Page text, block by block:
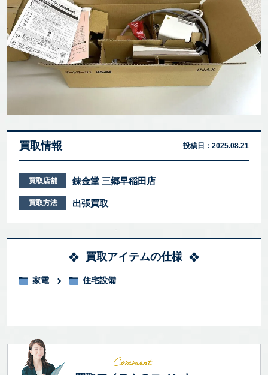
買取情報 投稿日： 2025.08.21
買取店舗 錬金堂 三郷早稲田店
買取方法 出張買取
買取アイテムの仕様
家電 住宅設備